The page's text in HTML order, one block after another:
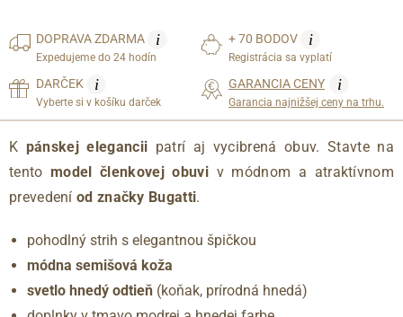
DOPRAVAZDARMA i
Expedujeme do 24 hodín
+ 70 BODOV i
Registrácia sa vyplatí
DARČEK i
Vyberte si v košíku darček
GARANCIA CENY i
Garancia najnižšej ceny na trhu.
K pánskej elegancii patrí aj vycibrená obuv. Stavte na
tentomodel členkovej obuvi v módnom a atraktívnom
prevedení od značky Bugatti.
pohodlný strih s elegantnou špičkou
módna semišová koža
svetlo hnedý odtieň (koňak, prírodná hnedá)